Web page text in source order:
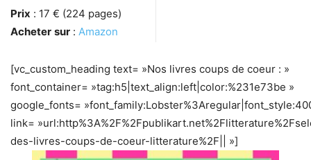
Prix : 17 € (224 pages)
Acheter sur : Amazon
[vc_custom_heading text= »Nos livres coups de coeur : »
font_container= »tag:h5|text_align:left|color:%231e73be »
google_fonts=
link=
des-livres-coups-de-coeur-litterature%2F|| »]